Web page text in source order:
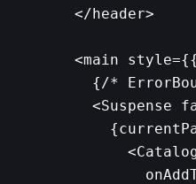
      </header>
<main
{/*
<Suspense